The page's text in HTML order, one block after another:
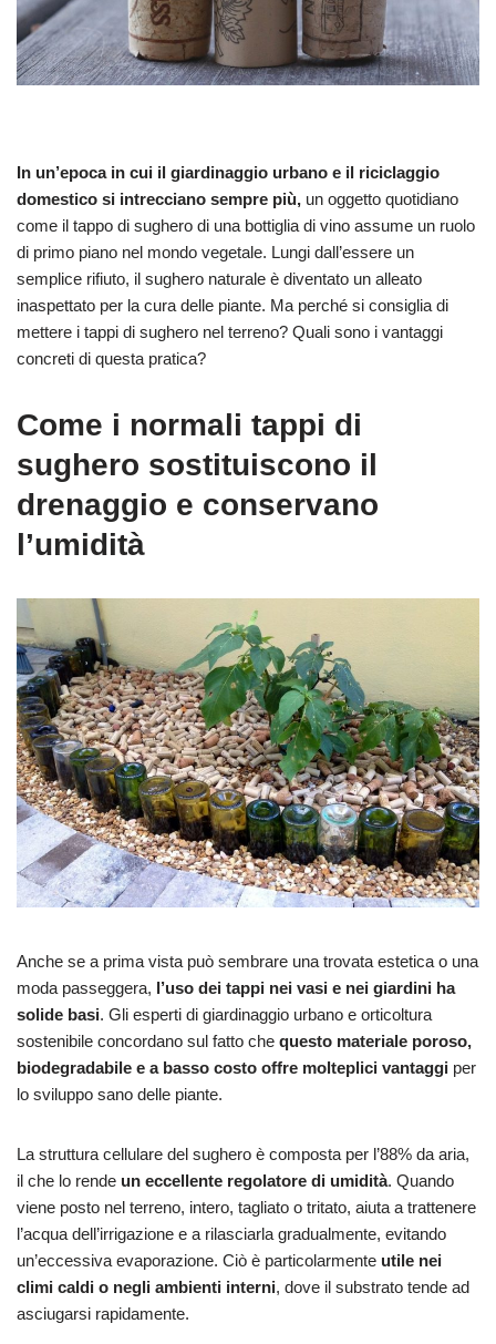
In un’epoca in cui il giardinaggio urbano e il riciclaggio
domestico si intrecciano sempre più, un oggetto quotidiano
come il tappo di sughero di una bottiglia di vino assume un ruolo
di primo piano nel mondo vegetale. Lungi dall’essere un
semplice rifiuto, il sughero naturale è diventato un alleato
inaspettato per la cura delle piante. Ma perché si consiglia di
mettere i tappi di sughero nel terreno? Quali sono i vantaggi
concreti di questa pratica?
Come i normali tappi di
sughero sostituiscono il
drenaggio e conservano
l’umidità
Anche se a prima vista può sembrare una trovata estetica o una
moda passeggera, l’uso dei tappi nei vasi e nei giardini ha
solide basi. Gli esperti di giardinaggio urbano e orticoltura
sostenibile concordano sul fatto che questo materiale poroso,
biodegradabile e a basso costo offre molteplici vantaggi per
lo sviluppo sano delle piante.
La struttura cellulare del sughero è composta per l’88% da aria,
il che lo rende un eccellente regolatore di umidità. Quando
viene posto nel terreno, intero, tagliato o tritato, aiuta a trattenere
l’acqua dell’irrigazione e a rilasciarla gradualmente, evitando
un’eccessiva evaporazione. Ciò è particolarmente utile nei
climi caldi o negli ambienti interni, dove il substrato tende ad
asciugarsi rapidamente.